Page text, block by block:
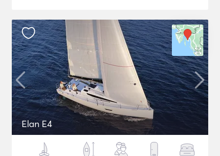
Elan E4